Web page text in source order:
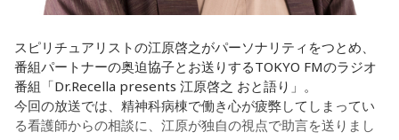
遠山：自分自身の内面をすごく辿って探っている曲ですよ
ね？
ほのか：はい。私は「自分自身を分かってみたい」という気
持ちで作品を作っていて、もしかしたら皆さんも何かを作る
ときって、自分自身を分かってみたいから作るんじゃないか
と言っているんです。昔から「健全な身体に健全な精神宿
それは、例えばご病気の方とかはダメだとか、そういう風に
差別しているわけではなくてね。私達、コンディションが良
いと心のコンディションも良くなりません？ やっぱり、寝不
足のときってちょっとネガティブになっちゃったり、笑顔が
スピリチュアリストの江原啓之がパーソナリティをつとめ、
番組パートナーの奥迫協子とお送りするTOKYO FMのラジオ
番組「Dr.Recella presents 江原啓之 おと語り」。
今回の放送では、精神科病棟で働き心が疲弊してしまってい
る看護師からの相談に、江原が独自の視点で助言を送りまし